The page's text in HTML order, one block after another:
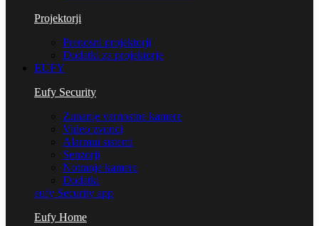
Projektorji
Prenosni projektorji
Dodatki za projektorje
EUFY
Eufy Security
Zunanje varnostne kamere
Video zvonci
Alarmni sistemi
Senzorji
Notranje kamere
Dodatki
eufy Security app
Eufy Home